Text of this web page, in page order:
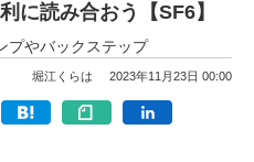
に読み合おう【SF6】
プやバックステップ
堀江くらは 2023年11月23日 00:00